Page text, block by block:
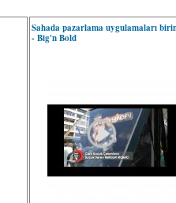
Sahada pazarlama uygulamaları
- Big'n Bold